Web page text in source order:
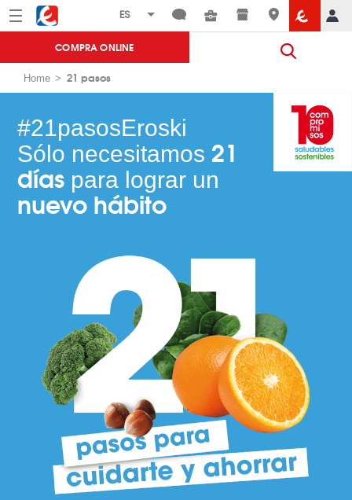
Menú Eroski
COMPRA ONLINE
Home 21 pasos
#21pasosEroski
Sólo necesitamos 21
días para lograr un
nuevo hábito